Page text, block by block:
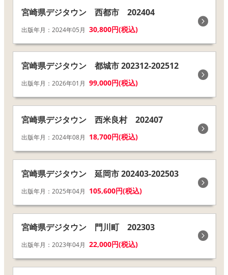
宮崎県デジタウン 西都市 202404
出版年月：2024年05月 30,800円(税込)
宮崎県デジタウン 都城市 202312-202512
出版年月：2026年01月 99,000円(税込)
宮崎県デジタウン 西米良村 202407
出版年月：2024年08月 18,700円(税込)
宮崎県デジタウン 延岡市 202403-202503
出版年月：2025年04月 105,600円(税込)
宮崎県デジタウン 門川町 202303
出版年月：2023年04月 22,000円(税込)